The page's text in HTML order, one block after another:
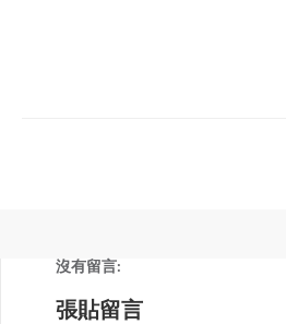
沒有留言:
張貼留言